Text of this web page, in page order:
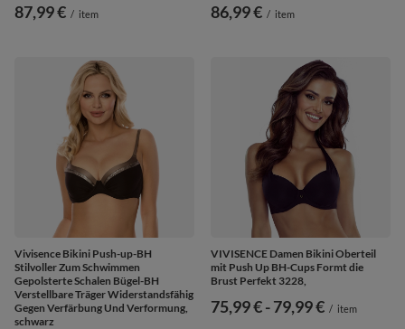
87,99 € / item 86,99 € / item
Vivisence Bikini Push-up-BH
Stilvoller Zum Schwimmen
Gepolsterte Schalen Bügel-BH
Verstellbare Träger Widerstandsfähig
Gegen Verfärbung Und Verformung,
schwarz
VIVISENCE Damen Bikini Oberteil
mit Push Up BH-Cups Formt die
Brust Perfekt 3228,
ab
75,99 €-bis
79,99 € / item